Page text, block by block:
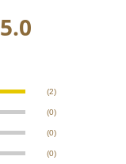
5.0
(2)
(0)
(0)
(0)